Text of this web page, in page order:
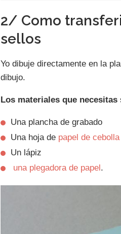
2/ Como
sellos
Yo dibuje directamente en la
dibujo.
Los materiales que necesitas
Una plancha de grabado
Una hoja de papel de cebolla
Un lápiz
una plegadora de papel.